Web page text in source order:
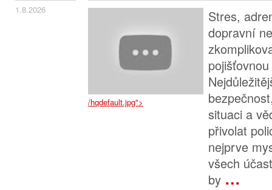
1.8.2026
/hqdefault.jpg">
Stres,
dopravní
situaci a
přivolat
nejprve
všech
by …